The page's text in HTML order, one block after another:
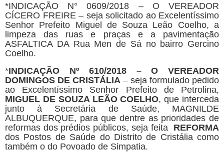
*INDICAÇÃO N° 0609/2018 – O VEREADOR
CÍCERO FREIRE – seja solicitado ao Excelentíssimo
Senhor Prefeito Miguel de Souza Leão Coelho, a
limpeza das ruas e praças e a pavimentação
ASFALTICA DA Rua Men de Sá no bairro Gercino
Coelho.
*INDICAÇÃO Nº 610/2018 – O VEREADOR
DOMINGOS DE CRISTÁLIA – seja formulado pedido
ao Excelentíssimo Senhor Prefeito de Petrolina,
MIGUEL DE SOUZA LEÃO COELHO, que interceda
junto à Secretária de Saúde, MAGNILDE
ALBUQUERQUE, para que dentre as prioridades de
reformas dos prédios públicos, seja feita REFORMA
dos Postos de Saúde do Distrito de Cristália como
também o do Povoado de Simpatia.